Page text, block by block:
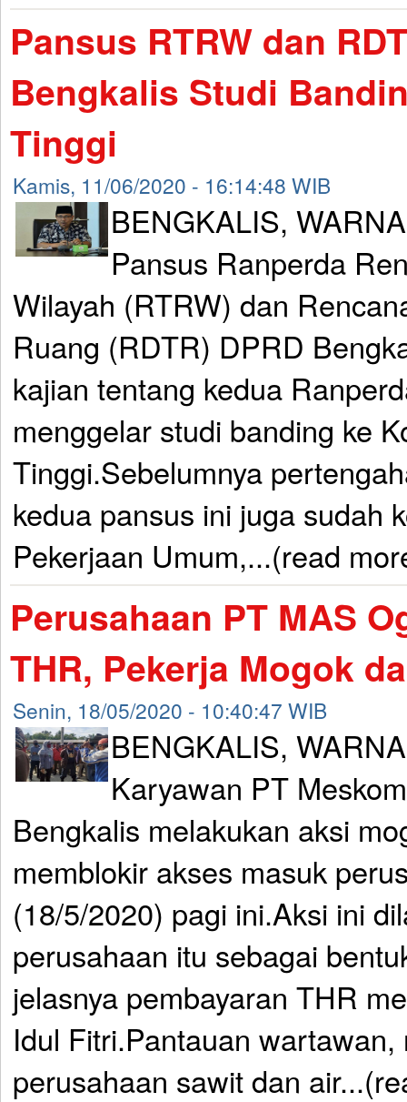
Pansus RTRW dan
Bengkalis Studi
Tinggi
Kamis, 11/06/2020 - 16:14:48 WIB
BENGKALIS,
Pansus Ranperda
Wilayah (RTRW) dan
Ruang (RDTR) DPRD
kajian tentang kedua
menggelar studi banding ke
Tinggi.Sebelumnya
kedua pansus ini juga sudah
Pekerjaan Umum,...(read
Perusahaan PT MAS
THR, Pekerja Mogok
Senin, 18/05/2020 - 10:40:47 WIB
BENGKALIS,
Karyawan PT
Bengkalis melakukan aksi
memblokir akses masuk
(18/5/2020) pagi ini.Aksi ini
perusahaan itu sebagai
jelasnya pembayaran THR
Idul Fitri.Pantauan
perusahaan sawit dan